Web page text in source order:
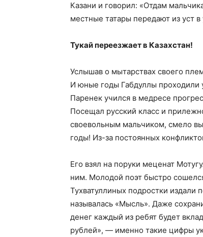
Казани и говорил: «Отдам
местные татары передают из уст в
Тукай переезжает в Казахстан!
Услышав о мытарствах своего
И юные годы Габдуллы проходили
Паренек учился в медресе
Посещал русский класс и
своевольным мальчиком, смело
годы! Из-за постоянных
Его взял на поруки меценат
ним. Молодой поэт быстро
Тухватуллиных подростки издали
называлась «Мысль». Даже
денег каждый из ребят будет
рублей», — именно такие цифры